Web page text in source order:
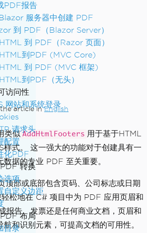
PDF报告
服务器中创建 PDF
到 PDF（Blazor Server）
到 PDF（Razor 页面）
到PDF (MVC Core)
到 PDF (MVC 框架)
到PDF（无头）
访问性
网站和系统登录
请求头
配置
化PDF
转换
选项
自定义边距
布局
目录
article inEnglish
类似 AddHtmlFooters 用于基于HTML
样式。 这一强大的功能对于创建具有一
据的专业 PDF 至关重要。
顶部或底部包含页码、公司标志或日期
松地在 C# 项目中为 PDF 应用页眉和
报告、发票还是任何商业文档，页眉和
和识别元素，可提高文档的可用性。